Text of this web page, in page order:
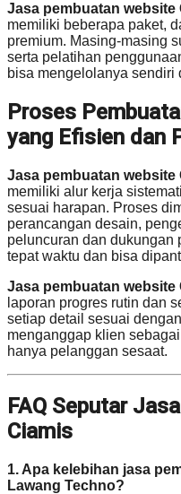
Jasa pembuatan website
memiliki beberapa paket,
premium. Masing-masing
serta pelatihan
bisa mengelolanya sendiri
Proses
yang Efisien dan
Jasa pembuatan website
memiliki alur kerja
sesuai harapan. Proses
perancangan desain,
peluncuran dan dukungan
tepat waktu dan bisa
Jasa pembuatan website
laporan progres rutin dan
setiap detail sesuai
menganggap klien
hanya pelanggan sesaat.
FAQ Seputar
Ciamis
1. Apa kelebihan jasa
Lawang Techno?